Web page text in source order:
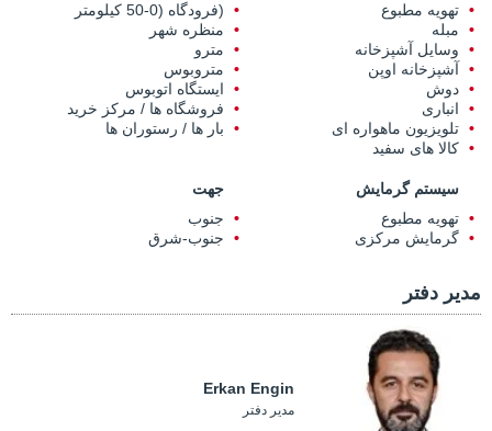
تهویه مطبوع
مبله
وسایل آشپزخانه
آشپزخانه اوپن
دوش
انباری
تلویزیون ماهواره ای
کالا های سفید
(فرودگاه (0-50 کیلومتر
منظره شهر
مترو
متروبوس
ایستگاه اتوبوس
فروشگاه ها / مرکز خرید
بار ها / رستوران ها
سیستم گرمایش
تهویه مطبوع
گرمایش مرکزی
جهت
جنوب
جنوب-شرق
مدیر دفتر
Erkan Engin
مدیر دفتر